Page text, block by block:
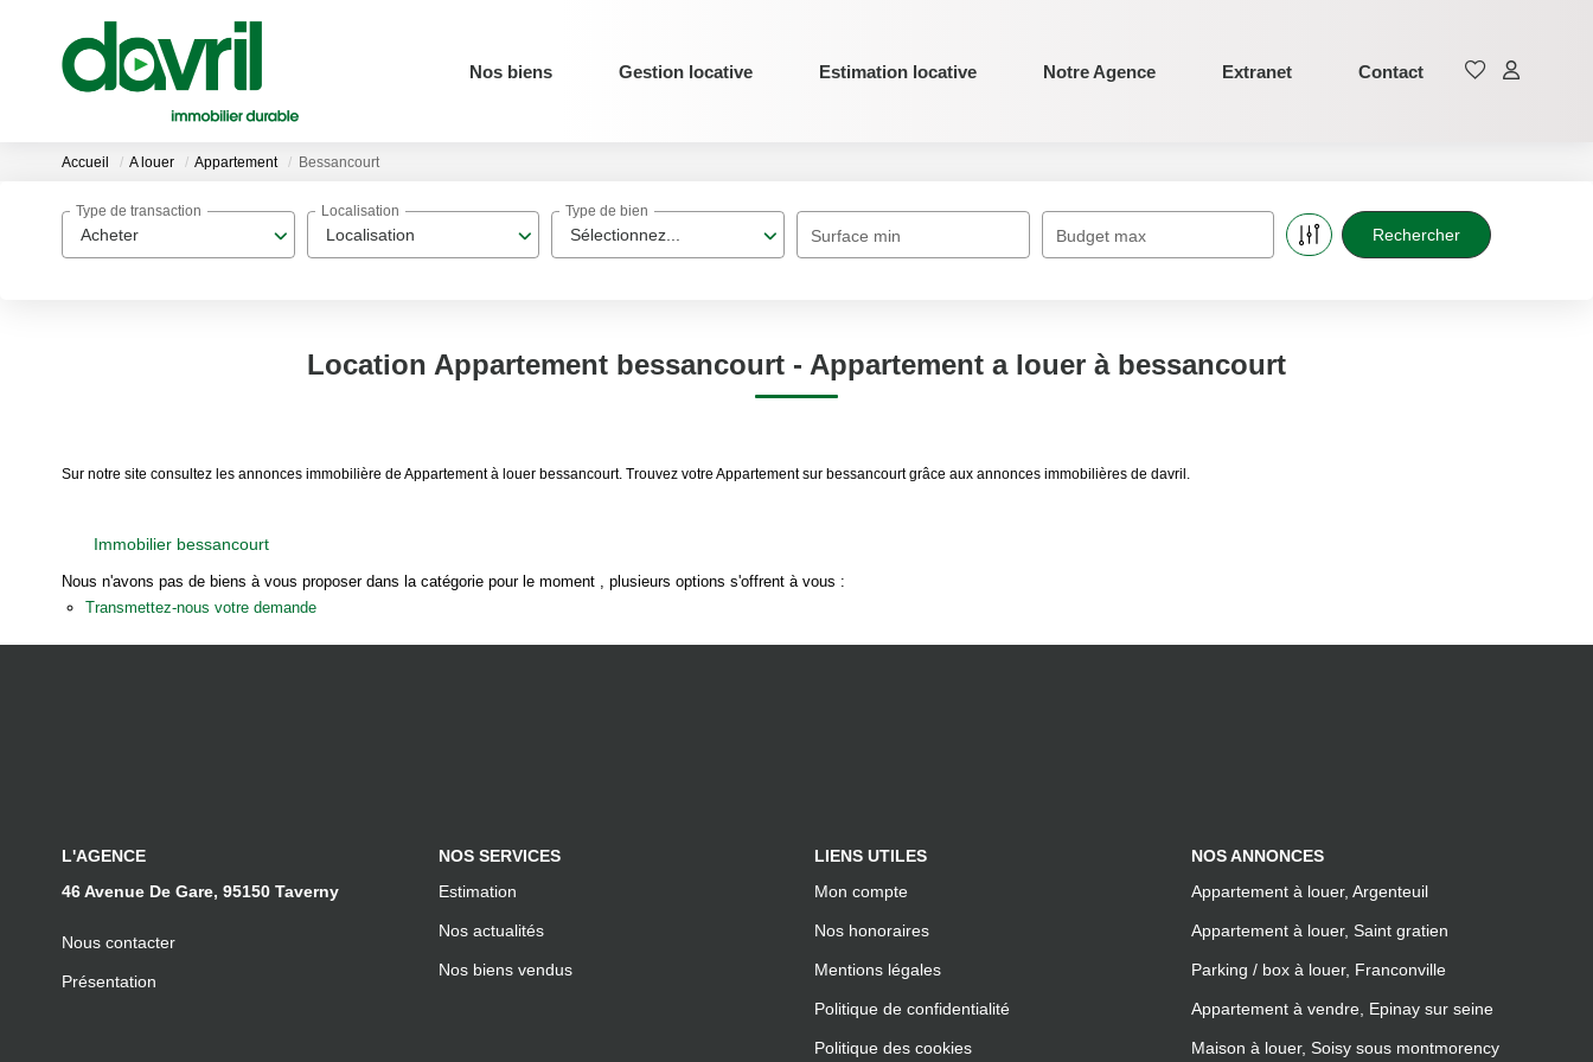
Nos biens Gestion locative Estimation locative Notre Agence Extranet Contact
Accueil A louer Appartement Bessancourt
Acheter
Type de transaction
Localisation
Localisation
Sélectionnez...
Type de bien
Surface min Budget max
Location Appartement bessancourt - Appartement a louer à bessancourt
Sur notre site consultez les annonces immobilière de Appartement à louer bessancourt. Trouvez votre Appartement sur bessancourt grâce aux annonces immobilières de davril.
Immobilier bessancourt
Nous n'avons pas de biens à vous proposer dans la catégorie pour le moment , plusieurs options s'offrent à vous :
Transmettez-nous votre demande
L'AGENCE
46 Avenue De Gare, 95150 Taverny
Nous contacter
Présentation
NOS SERVICES
Estimation
Nos actualités
Nos biens vendus
LIENS UTILES
Mon compte
Nos honoraires
Mentions légales
Politique de confidentialité
Politique des cookies
NOS ANNONCES
Appartement à louer, Argenteuil
Appartement à louer, Saint gratien
Parking / box à louer, Franconville
Appartement à vendre, Epinay sur seine
Maison à louer, Soisy sous montmorency